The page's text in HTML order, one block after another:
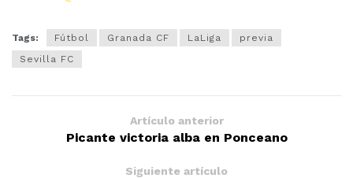
Tags: Fútbol Granada CF LaLiga
previa
Sevilla FC
Artículo anterior
Picante victoria alba en Ponceano
Siguiente artículo